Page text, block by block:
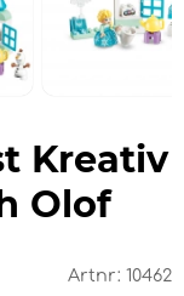
Kreativ
Olof
Artnr: 10462